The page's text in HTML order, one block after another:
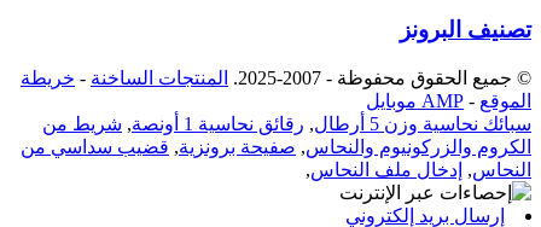
تصنيف البرونز
© جميع الحقوق محفوظة - 2007-2025. المنتجات الساخنة - خريطة
الموقع - AMP موبايل
سبائك نحاسية وزن 5 أرطال
, رقائق نحاسية 1 أونصة , شريط من
الكروم والزركونيوم والنحاس, صفيحة برونزية, قضيب سداسي من
النحاس, إدخال ملف النحاس,
إرسال بريد إلكتروني